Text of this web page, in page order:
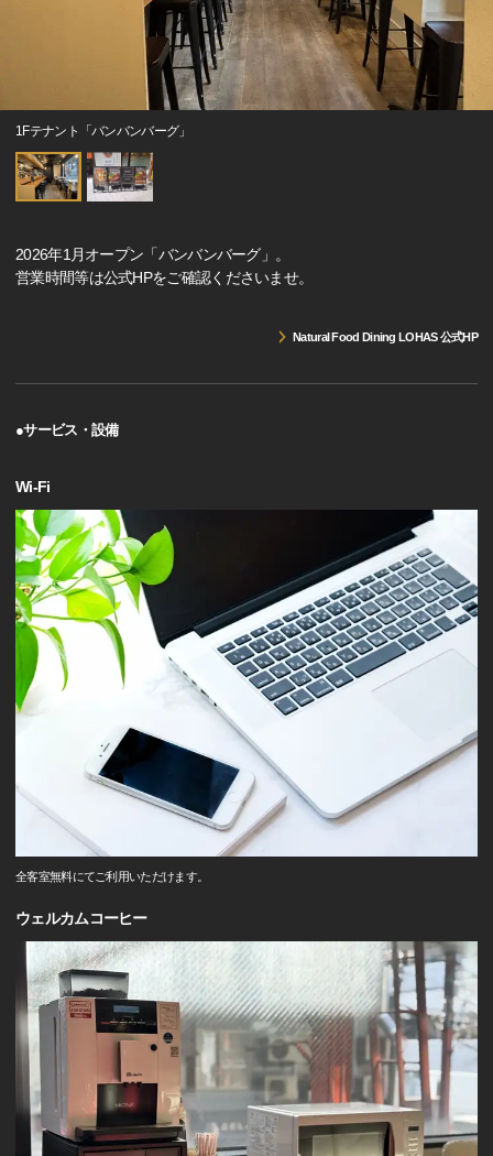
1Fテナント「バンバンバーグ」
2026年1月オープン「バンバンバーグ」。
営業時間等は公式HPをご確認くださいませ。
Natural Food Dining LOHAS 公式HP
●サービス・設備
Wi-Fi
全客室無料にてご利用いただけます。
ウェルカムコーヒー